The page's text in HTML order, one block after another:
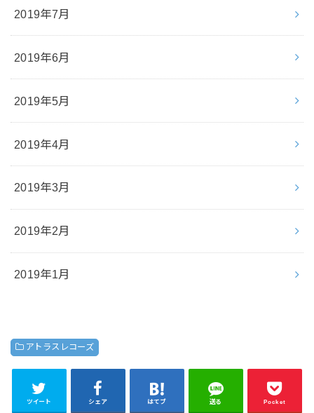
2019年7月
2019年6月
2019年5月
2019年4月
2019年3月
2019年2月
2019年1月
アトラスレコーズ
ツイート シェア はてブ 送る Pocket